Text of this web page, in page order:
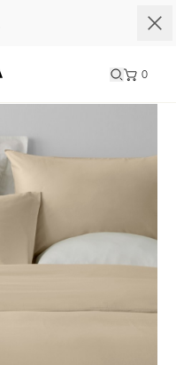
0